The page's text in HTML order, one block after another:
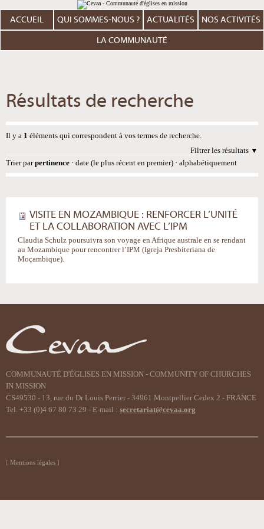
au
contenu.
Aller
personnels
ACCUEIL QUI SOMMES-NOUS ? ACTUALITÉS NOS ACTIVITÉS
LA COMMUNAUTÉ
Résultats de recherche
Il y a 1 éléments qui correspondent à vos termes de recherche.
Filtrer les résultats
Trier par pertinence · date (le plus récent en premier) · alphabétiquement
VISITE EN MOZAMBIQUE : RENFORCER L’UNITÉ
ET LA COLLABORATION AVEC L’IPM
Claudia Schulz poursuivra son voyage en Afrique australe en se rendant
au Mozambique pour rencontrer l’IPM (Igreja Presbiteriana de
Moçambique).
COMMUNAUTÉ D'ÉGLISES EN MISSION - COMMUNITY OF CHURCHES
IN MISSION
CS49530 - 13, rue du Dr Louis Perrier - 34961 Montpellier Cedex 2 - FRANCE
Tel. +33 (0)4 67 80 73 29 - E-mail : secretariat@cevaa.org
Mentions légales